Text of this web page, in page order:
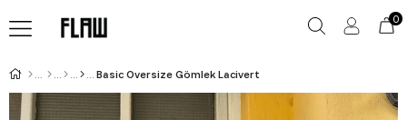
0
Basic Oversize Gömlek Lacivert